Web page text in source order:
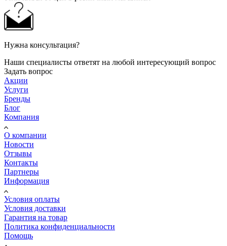
Нужна консультация?
Наши специалисты ответят на любой интересующий вопрос
Задать вопрос
Акции
Услуги
Бренды
Блог
Компания
О компании
Новости
Отзывы
Контакты
Партнеры
Информация
Условия оплаты
Условия доставки
Гарантия на товар
Политика конфиденциальности
Помощь